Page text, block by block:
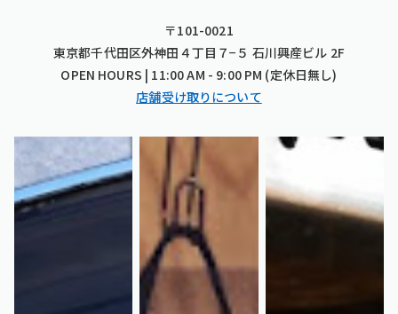
〒101-0021
東京都千代田区外神田４丁目７−５ 石川興産ビル 2F
OPEN HOURS | 11:00 AM - 9:00 PM (定休日無し)
店舗受け取りについて